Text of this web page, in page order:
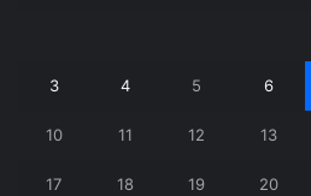
3 4 5 6
10 11 12 13
17 18 19 20